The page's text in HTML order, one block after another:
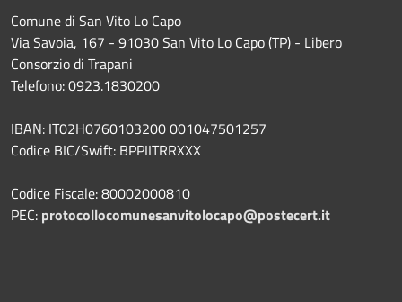
Comune di San Vito Lo Capo
Via Savoia, 167 - 91030 San Vito Lo Capo (TP) - Libero
Consorzio di Trapani
Telefono: 0923.1830200
IBAN: IT02H0760103200 001047501257
Codice BIC/Swift: BPPIITRRXXX
Codice Fiscale: 80002000810
PEC: protocollocomunesanvitolocapo@postecert.it